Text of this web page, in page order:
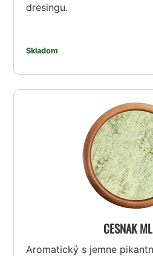
dresingu.
Skladom
CESNAK
Aromatický s jemne